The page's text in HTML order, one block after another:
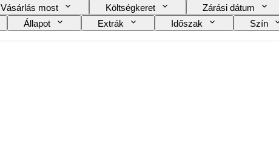
Vásárlás most Költségkeret Zárási dátum
Állapot Extrák Időszak Szín